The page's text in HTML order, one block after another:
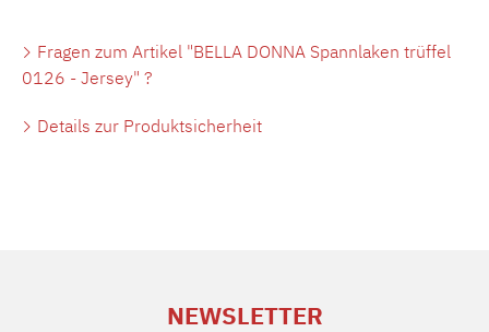
Fragen zum Artikel "BELLA DONNA Spannlaken trüffel
0126 - Jersey" ?
Details zur Produktsicherheit
NEWSLETTER